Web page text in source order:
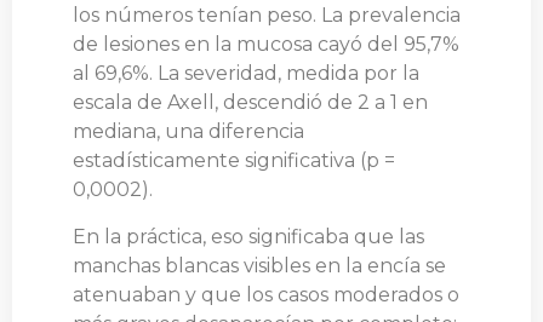
los números tenían peso. La prevalencia
de lesiones en la mucosa cayó del 95,7%
al 69,6%. La severidad, medida por la
escala de Axell, descendió de 2 a 1 en
mediana, una diferencia
estadísticamente significativa (p =
0,0002).
En la práctica, eso significaba que las
manchas blancas visibles en la encía se
atenuaban y que los casos moderados o